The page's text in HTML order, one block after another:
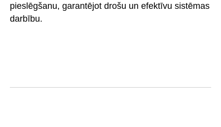
pieslēgšanu, garantējot drošu un efektīvu sistēmas
darbību.